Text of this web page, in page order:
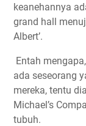
keanehannya
grand hall
Albert’.
Entah
ada seseorang
mereka, tentu
Michael’s
tubuh.